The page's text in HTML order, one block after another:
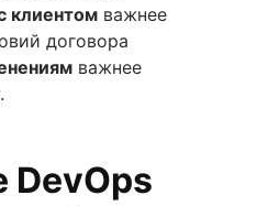
клиентом важнее
договора
важнее
DevOps